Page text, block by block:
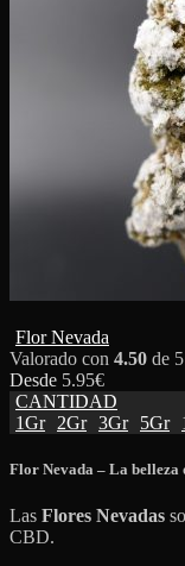
Flor Nevada
Valorado con 4.50 de 5
Desde 5.95€
CANTIDAD
1Gr
2Gr 3Gr 5Gr
Flor Nevada – La belleza
Las Flores Nevadas
CBD.